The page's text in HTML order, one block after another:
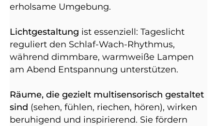
erholsame Umgebung.
Lichtgestaltung ist essenziell: Tageslicht
reguliert den Schlaf-Wach-Rhythmus,
während dimmbare, warmweiße Lampen
am Abend Entspannung unterstützen.
Räume, die gezielt multisensorisch gestaltet
sind (sehen, fühlen, riechen, hören), wirken
beruhigend und inspirierend. Sie fördern